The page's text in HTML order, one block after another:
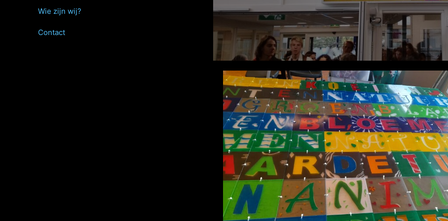
Wie zijn wij?
Contact